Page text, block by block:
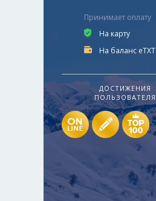
Принимает оплату
На карту
На баланс eTXT
ДОСТИЖЕНИЯ
ПОЛЬЗОВАТЕЛЯ